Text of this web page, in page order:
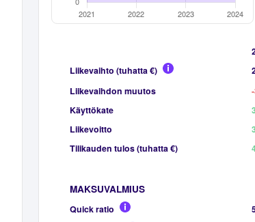
Liikevaihto (tuhatta €)
Liikevaihdon muutos
Käyttökate
Liikevoitto
Tilikauden tulos (tuhatta €)
MAKSUVALMIUS
Quick ratio